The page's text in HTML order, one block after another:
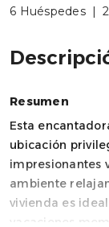
6 Huéspedes |
Resumen
Esta
ubicación
impresionantes
ambiente
vivienda es
vacaciones